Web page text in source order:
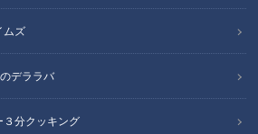
ムズ
デララバ
３分クッキング